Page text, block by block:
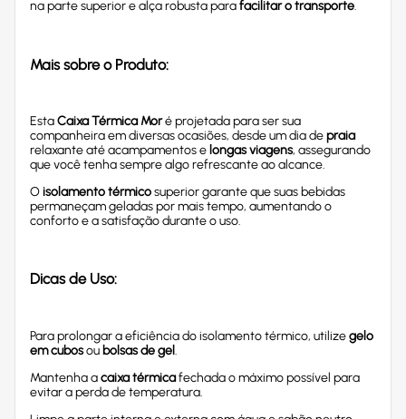
na parte superior e alça robusta parafacilitar o transporte.
Mais sobre o Produto:
EstaCaixa Térmica Moré projetada para ser sua
companheira em diversas ocasiões, desde um dia depraia
relaxante até acampamentos e longas viagens, assegurando
que você tenha sempre algo refrescante ao alcance.
Oisolamento térmicosuperior garante que suas bebidas
permaneçam geladas por mais tempo, aumentando o
conforto e a satisfação durante o uso.
Dicas de Uso:
Para prolongar a eficiência do isolamento térmico, utilizegelo
em cubosou bolsas de gel.
Mantenha acaixa térmicafechada o máximo possível para
evitar a perda de temperatura.